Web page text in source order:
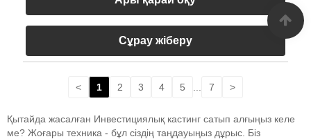
Сұрау жіберу
< 1 2 3 4 5 7 >
Қытайда жасалған Инвестициялық кастинг сатып алғыңыз келе
ме? Жоғары техника - бұл сіздің таңдауыңыз дұрыс. Біз